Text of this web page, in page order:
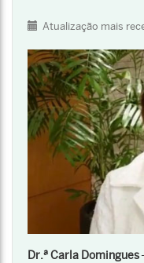
Detalhes
Atualização mais
Dr.ª Carla Domingues